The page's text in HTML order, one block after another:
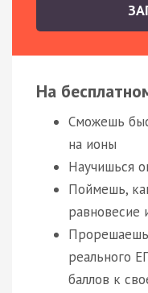
На
Сможешь
на ионы
Научишься
Поймешь,
равновесие
реального
баллов к